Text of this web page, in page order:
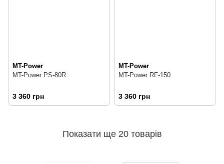
MT-Power
MT-Power PS-80R
3 360 грн
MT-Power
MT-Power RF-150
3 360 грн
Показати ще 20 товарів